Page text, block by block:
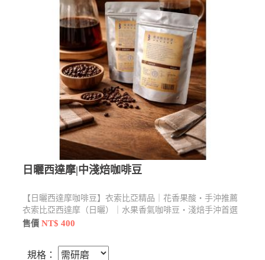
日曬西達摩|中淺焙咖啡豆
【日曬西達摩咖啡豆】衣索比亞精品｜花香果酸・手沖推薦
衣索比亞西達摩（日曬）｜水果香氣咖啡豆・淺焙手沖首選
西達摩日曬咖啡豆｜不苦帶果香・初學者也好上手。建議使
售價NT$ 400
規格：